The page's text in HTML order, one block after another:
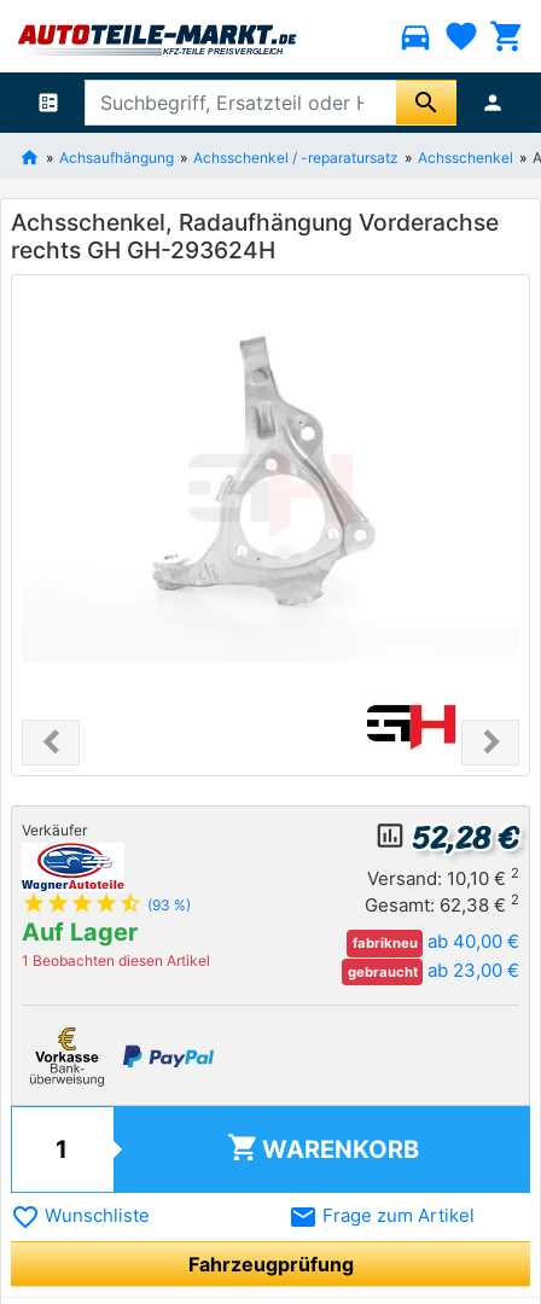
directions_car favorite shopping_cart
ballot search person
Achsaufhängung Achsschenkel / -reparatursatz Achsschenkel
Achsschenkel, Radaufhängung Vorderachse
rechts GH GH-293624H
chevron_leftPrevious chevron_right
Next
Verkäufer
star star star star star_half (93 %)
Auf Lager
1 Beobachten diesen Artikel
insert_chart_outlined 52,28 €
Versand: 10,10 € 2
Gesamt: 62,38 € 2
fabrikneu ab 40,00 €
gebraucht ab 23,00 €
shopping_cart WARENKORB
favorite_border Wunschliste email Frage zum Artikel
Fahrzeugprüfung